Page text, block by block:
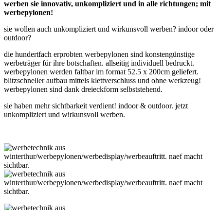
werben sie innovativ, unkompliziert und in alle richtungen; mit
werbepylonen!
sie wollen auch unkompliziert und wirkunsvoll werben? indoor oder
outdoor?
die hundertfach erprobten werbepylonen sind konstengünstige
werbeträger für ihre botschaften. allseitig individuell bedruckt.
werbepylonen werden faltbar im format 52.5 x 200cm geliefert.
blitzschneller aufbau mittels klettverschluss und ohne werkzeug!
werbepylonen sind dank dreieckform selbststehend.
sie haben mehr sichtbarkeit verdient! indoor & outdoor. jetzt
unkompliziert und wirkunsvoll werben.